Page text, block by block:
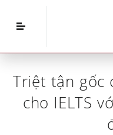
IELTS
ước (Wish) cho
Triệt tận gốc
cho IELTS